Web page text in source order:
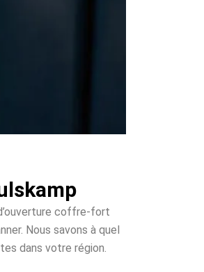
coffre-fort
Nous savons à quel
dans votre région.